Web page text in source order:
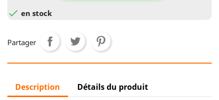
 en stock
Partager
Description Détails du produit